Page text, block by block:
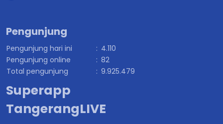
Pengunjung
Pengunjung hari ini : 4.110
Pengunjung online
: 82
Total pengunjung
: 9.925.479
Superapp
TangerangLIVE